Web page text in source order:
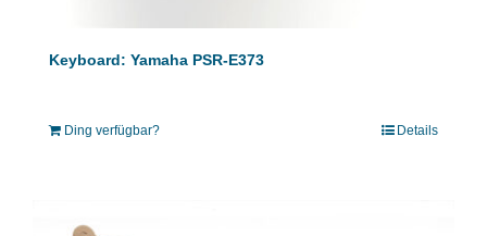
Keyboard: Yamaha PSR-E373
Ding verfügbar? Details